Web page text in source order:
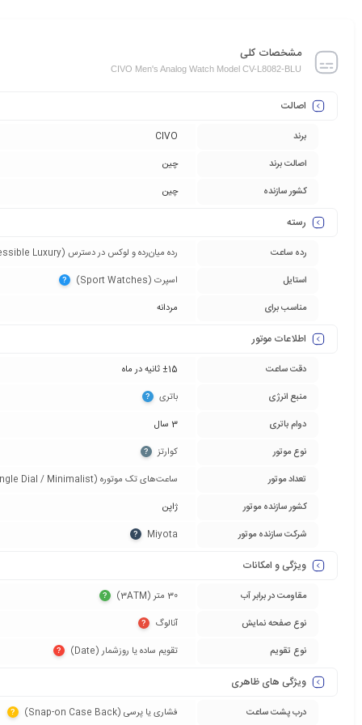
مشخصات کلی
CIVO Men's Analog Watch Model CV-L8082-BLU
اصالت
برند
CIVO
اصالت برند
چین
کشور سازنده
چین
رسته
رده ساعت
رده میان‌رده و لوکس در دسترس (Accessible Luxury)‏
استایل
اسپرت (Sport Watches)‏ ?
مناسب برای مردانه
اطلاعات موتور
دقت ساعت
±15 ثانیه در ماه
منبع انرژی
باتری‏ ?
دوام باتری
3 سال
نوع موتور
کوارتز‏ ?
تعداد موتور
ساعت‌های تک موتوره (Single Dial / Minimalist)‏
کشور سازنده موتور
ژاپن
شرکت سازنده موتور
Miyota‏
?
ویژگی و امکانات
مقاومت در برابر آب 30 متر (3ATM)‏ ?
نوع صفحه نمایش آنالوگ‏ ?
نوع تقویم تقویم ساده یا روزشمار (Date)‏ ?
ویژگی های ظاهری
درب پشت ساعت فشاری یا پرسی (Snap-on Case Back)‏ ?